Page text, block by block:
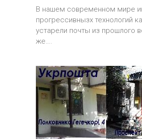
В нашем современном мире
прогрессивнызх технологий
устарели почты из прошлого
же….